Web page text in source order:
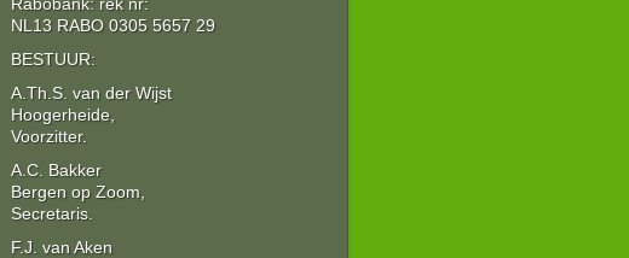
NL13 RABO 0305 5657 29
BESTUUR:
A.Th.S. van der Wijst
Hoogerheide,
Voorzitter.
A.C. Bakker
Bergen op Zoom,
Secretaris.
F.J. van Aken